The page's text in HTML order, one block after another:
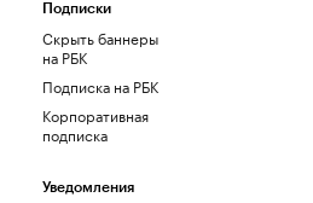
Подписки
Скрыть баннеры
на РБК
Подписка на РБК
Корпоративная
подписка
Уведомления